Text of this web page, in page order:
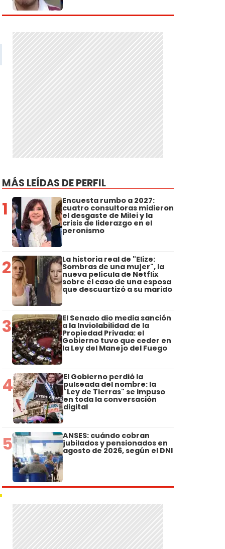
MÁS LEÍDAS DE PERFIL
1 Encuesta rumbo a 2027:
cuatro consultoras midieron
el desgaste de Milei y la
crisis de liderazgo en el
peronismo
2 La historia real de "Elize:
Sombras de una mujer", la
nueva película de Netflix
sobre el caso de una esposa
que descuartizó a su marido
3 El Senado dio media sanción
a la Inviolabilidad de la
Propiedad Privada: el
Gobierno tuvo que ceder en
la Ley del Manejo del Fuego
4 El Gobierno perdió la
pulseada del nombre: la
"Ley de Tierras" se impuso
en toda la conversación
digital
5 ANSES: cuándo cobran
jubilados y pensionados en
agosto de 2026, según el DNI